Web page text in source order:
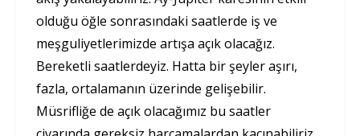
olduğu öğle sonrasındaki saatlerde iş ve
meşguliyetlerimizde artışa açık olacağız.
Bereketli saatlerdeyiz. Hatta bir şeyler aşırı,
fazla, ortalamanın üzerinde gelişebilir.
Müsrifliğe de açık olacağımız bu saatler